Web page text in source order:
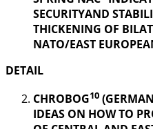
SECURITYAND
THICKENING OF
NATO/EAST
DETAIL
CHROBOG10
IDEAS ON HOW TO